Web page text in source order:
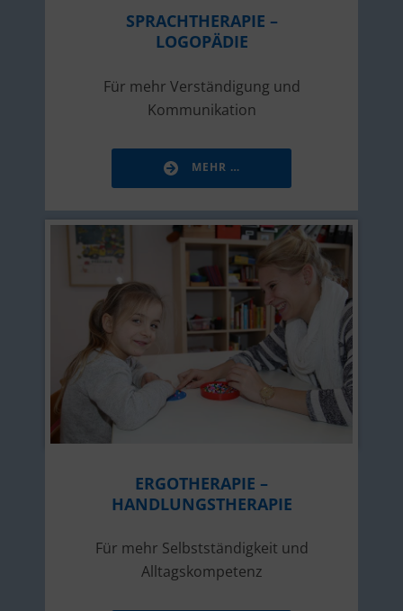
SPRACHTHERAPIE –
LOGOPÄDIE
Für mehr Verständigung und
Kommunikation
MEHR …
ERGOTHERAPIE –
HANDLUNGSTHERAPIE
Für mehr Selbstständigkeit und
Alltagskompetenz